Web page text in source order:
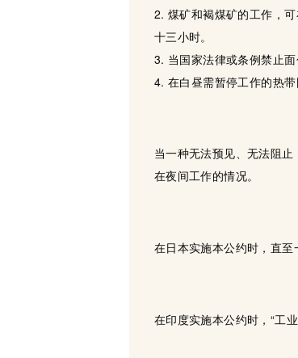
2. 煤矿和褐煤矿的工作，
十三小时。
3. 当国家法律或条例禁止
4. 在白昼需暂停工作的热
当一种无法预见、无法阻
在夜间工作的情况。
在日本实施本公约时，直
在印度实施本公约时，“工